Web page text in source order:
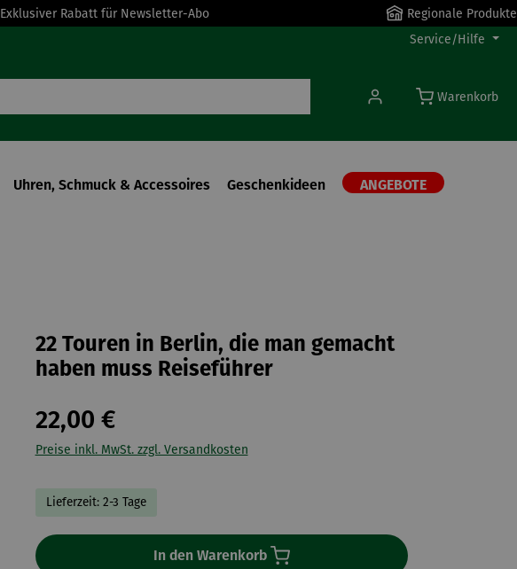
Exklusiver Rabatt für Newsletter-Abo
Regionale Produkte
Service/Hilfe
Warenkorb
Uhren, Schmuck & Accessoires Geschenkideen ANGEBOTE
22 Touren in Berlin, die man gemacht
haben muss Reiseführer
22,00 €
Preise inkl. MwSt. zzgl. Versandkosten
Lieferzeit: 2-3 Tage
In den Warenkorb